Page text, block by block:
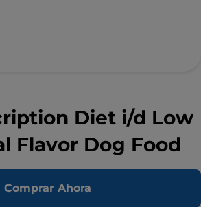
Diet i/d Low
Flavor Dog Food
Comprar Ahora